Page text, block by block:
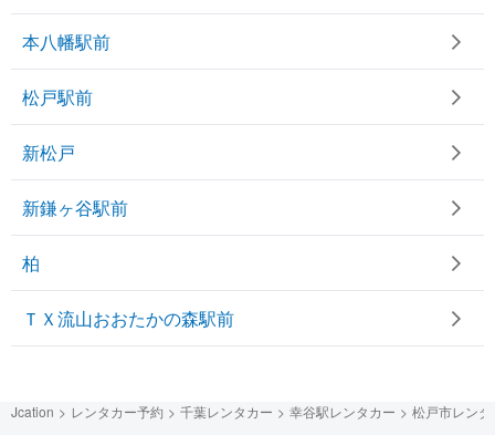
本八幡駅前
松戸駅前
新松戸
新鎌ヶ谷駅前
柏
ＴＸ流山おおたかの森駅前
Jcation レンタカー予約 千葉レンタカー 幸谷駅レンタカー 松戸市レンタ